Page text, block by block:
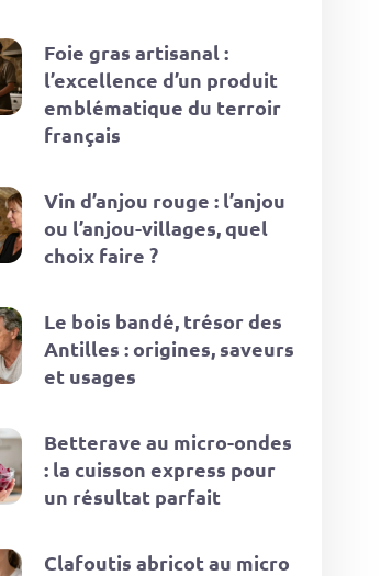
Foie gras artisanal :
l’excellence d’un produit
emblématique du terroir
français
Vin d’anjou rouge : l’anjou
ou l’anjou-villages, quel
choix faire ?
Le bois bandé, trésor des
Antilles : origines, saveurs
et usages
Betterave au micro-ondes
: la cuisson express pour
un résultat parfait
Clafoutis abricot au micro